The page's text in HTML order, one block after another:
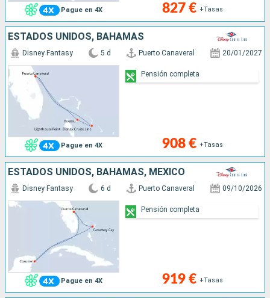
Pague en 4X 827 € +Tasas
ESTADOS UNIDOS, BAHAMAS
Pague en 4X
Disney Fantasy 5 d Puerto Canaveral 20/01/2027
908 € +Tasas
Pensión completa
ESTADOS UNIDOS, BAHAMAS, MÉXICO
Pague en 4X
Disney Fantasy 6 d Puerto Canaveral 09/10/2026
919 € +Tasas
Pensión completa